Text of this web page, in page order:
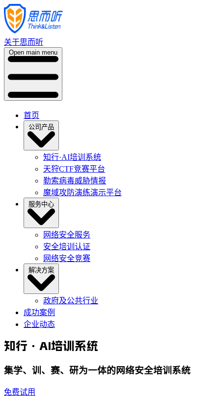
关于思而听
Open main menu
首页
知行·AI培训系统
天狩CTF竞赛平台
勒索病毒威胁情报
魔域攻防演练演示平台
网络安全服务
安全培训认证
网络安全竞赛
政府及公共行业
成功案例
企业动态
知行 ·AI培训系统
集学、训、赛、研为一体的网络安全培训系统
免费试用